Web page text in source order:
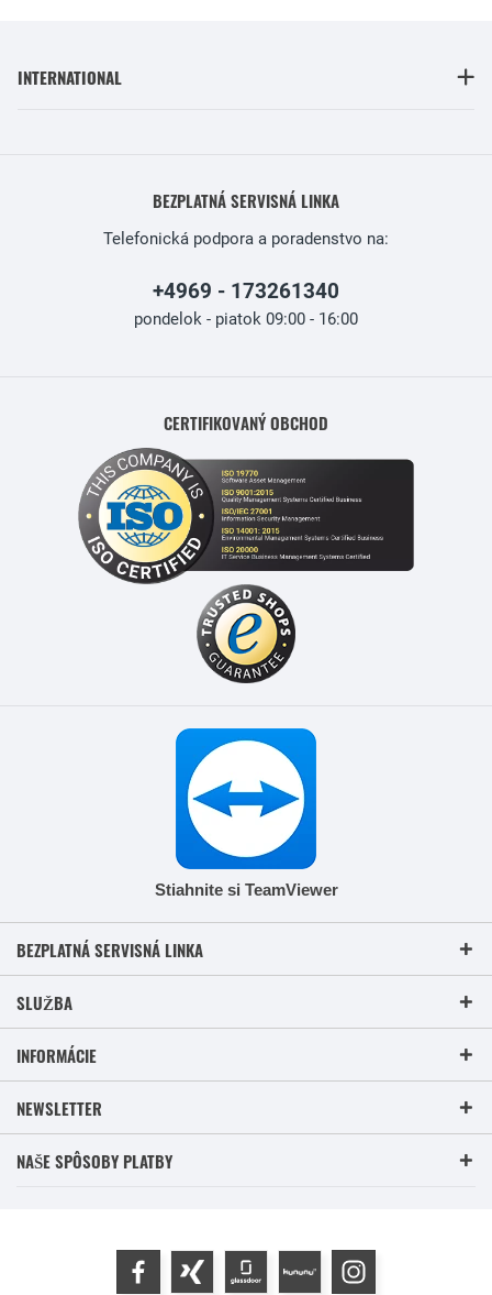
INTERNATIONAL
BEZPLATNÁ SERVISNÁ LINKA
Telefonická podpora a poradenstvo na:
+4969 - 173261340
pondelok - piatok 09:00 - 16:00
CERTIFIKOVANÝ OBCHOD
Stiahnite si TeamViewer
BEZPLATNÁ SERVISNÁ LINKA
SLUŽBA
INFORMÁCIE
NEWSLETTER
NAŠE SPÔSOBY PLATBY